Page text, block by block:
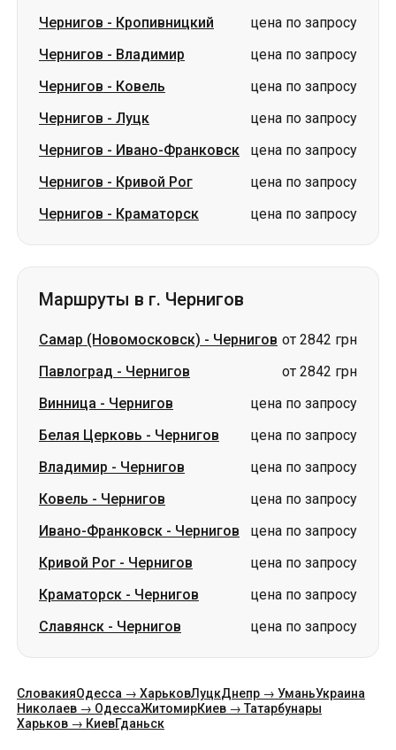
Чернигов - Кропивницкий
цена по запросу
Чернигов - Владимир
цена по запросу
Чернигов - Ковель
цена по запросу
Чернигов - Луцк
цена по запросу
Чернигов - Ивано-Франковск
цена по запросу
Чернигов - Кривой Рог
цена по запросу
Чернигов - Краматорск цена по запросу
Маршруты в г. Чернигов
Самар (Новомосковск) - Чернигов от 2842 грн
Павлоград - Чернигов
от 2842 грн
Винница - Чернигов
цена по запросу
Белая Церковь - Чернигов
цена по запросу
Владимир - Чернигов
цена по запросу
Ковель - Чернигов
цена по запросу
Ивано-Франковск - Чернигов
цена по запросу
Кривой Рог - Чернигов
цена по запросу
Краматорск - Чернигов
цена по запросу
Славянск - Чернигов цена по запросу
СловакияОдесса → ХарьковЛуцкДнепр → УманьУкраина
Николаев → ОдессаЖитомирКиев → Татарбунары
Харьков → КиевГданьск